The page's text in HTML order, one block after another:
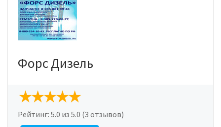
Форс Дизель
Рейтинг: 5.0 из 5.0 (3 отзывов)